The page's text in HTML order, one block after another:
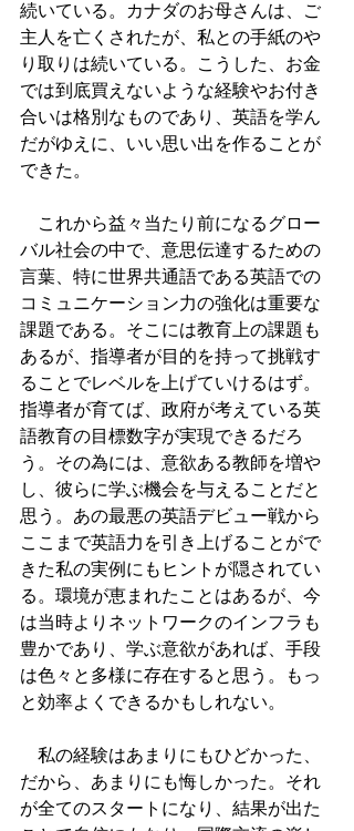
続いている。カナダのお母さんは、ご
主人を亡くされたが、私との手紙のや
り取りは続いている。こうした、お金
では到底買えないような経験やお付き
合いは格別なものであり、英語を学ん
だがゆえに、いい思い出を作ることが
できた。
これから益々当たり前になるグロー
バル社会の中で、意思伝達するための
言葉、特に世界共通語である英語での
コミュニケーション力の強化は重要な
課題である。そこには教育上の課題も
あるが、指導者が目的を持って挑戦す
ることでレベルを上げていけるはず。
指導者が育てば、政府が考えている英
語教育の目標数字が実現できるだろ
う。その為には、意欲ある教師を増や
し、彼らに学ぶ機会を与えることだと
思う。あの最悪の英語デビュー戦から
ここまで英語力を引き上げることがで
きた私の実例にもヒントが隠されてい
る。環境が恵まれたことはあるが、今
は当時よりネットワークのインフラも
豊かであり、学ぶ意欲があれば、手段
は色々と多様に存在すると思う。もっ
と効率よくできるかもしれない。
私の経験はあまりにもひどかった、
だから、あまりにも悔しかった。それ
が全てのスタートになり、結果が出た